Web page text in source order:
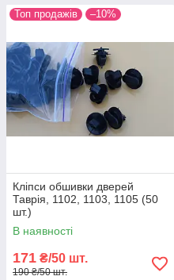
Топ продажів –10%
Кліпси обшивки дверей
Таврія, 1102, 1103, 1105 (50
шт.)
В наявності
171 ₴/50 шт.
190 ₴/50 шт.